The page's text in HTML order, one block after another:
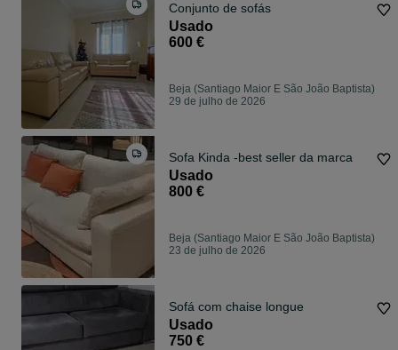
Conjunto de sofás
Usado
600 €
Beja (Santiago Maior E São João Baptista)
29 de julho de 2026
Sofa Kinda -best seller da marca
Usado
800 €
Beja (Santiago Maior E São João Baptista)
23 de julho de 2026
Sofá com chaise longue
Usado
750 €